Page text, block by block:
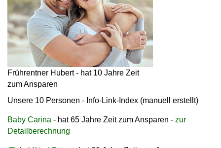
Frührentner Hubert - hat 10 Jahre Zeit
zum Ansparen
Unsere 10 Personen - Info-Link-Index (manuell erstellt)
Baby Carina - hat 65 Jahre Zeit zum Ansparen - zur
Detailberechnung